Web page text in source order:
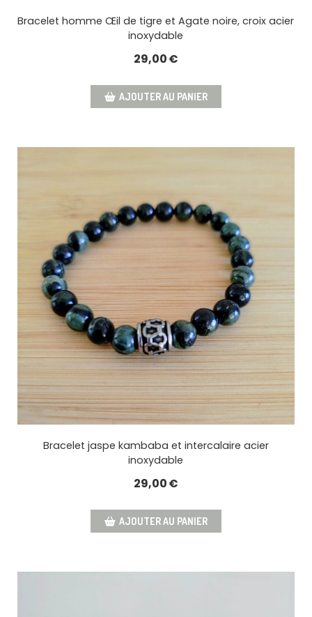
Bracelet homme Œil de tigre et Agate noire, croix acier
inoxydable
29,00€
AJOUTER AU PANIER
Bracelet jaspe kambaba et intercalaire acier
inoxydable
29,00€
AJOUTER AU PANIER